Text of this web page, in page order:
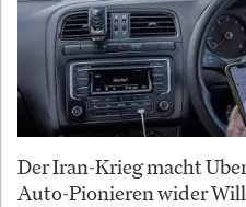
Der Iran-Krieg macht
Auto-Pionieren wider